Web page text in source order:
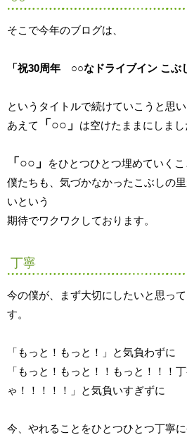
そこで今年のブログは、
「祝30周年 ○○なドライブイン こぶ
というタイトルで続けていこうと思い
あえて
「○○」 は空けたままにしまし
「○○」
をひとつひとつ埋めていく
僕たちも、気づかなかったこぶしの
いという
期待でワクワクしております。
丁寧
今の僕が、まず大切にしたいと思っ
す。
「もっと！もっと！」と気負わずに
「もっと！もっと！！もっと！！！
ゃ！！！！！」と気負いすぎずに
今、やれることをひとつひとつ丁寧